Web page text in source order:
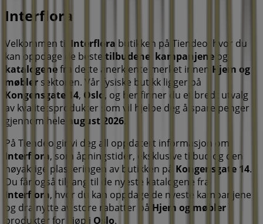
Interflora
Velkommen til Interflora butikken på Tiendeo, hvor du
kan oppdage de beste tilbudene kampanjene og
katalogenefra dette anerkjente merket innen Hjem og
møbler sektoren. Vår fysiske butikk ligger på
Kongensgate 14, Oslo , og her finner du et bredt utvalg
av kvalitetsprodukter som vil hjelpe deg å spare penger
gjennom hele august 2026.
På Tiendeo gir vi deg all oppdatert informasjon om
Interflora, som åpningstider, eksklusive tilbud og den
nøyaktige plasseringen av butikken på Kongensgate 14.
Du får også tilgang til de nyeste katalogene fra
Interflora, hvor du kan oppdage de nyeste kampanjene
og dra nytte av store rabatter på Hjem og møbler
produkter for kjøp i Oslo.